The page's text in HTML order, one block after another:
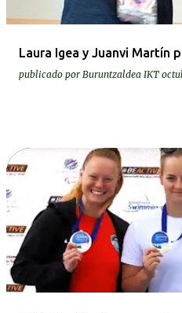
Laura Igea y Juanvi Martín
publicado por Buruntzaldea IKT